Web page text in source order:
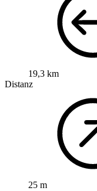
19,3 km
Distanz
25 m